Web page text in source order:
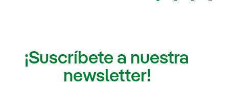
¡Suscríbete a nuestra
newsletter!